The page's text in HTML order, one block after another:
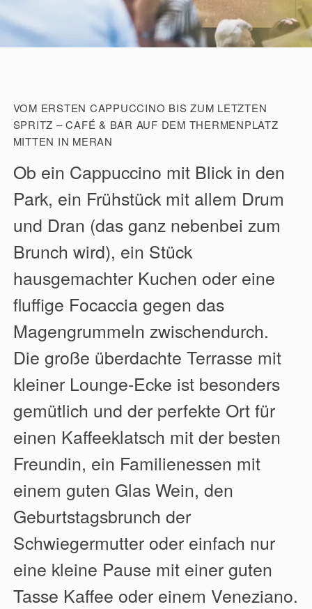
VOM ERSTEN CAPPUCCINO BIS ZUM LETZTEN
SPRITZ – CAFÉ & BAR AUF DEM THERMENPLATZ
MITTEN IN MERAN
Ob ein Cappuccino mit Blick in den
Park, ein Frühstück mit allem Drum
und Dran (das ganz nebenbei zum
Brunch wird), ein Stück
hausgemachter Kuchen oder eine
fluffige Focaccia gegen das
Magengrummeln zwischendurch.
Die große überdachte Terrasse mit
kleiner Lounge-Ecke ist besonders
gemütlich und der perfekte Ort für
einen Kaffeeklatsch mit der besten
Freundin, ein Familienessen mit
einem guten Glas Wein, den
Geburtstagsbrunch der
Schwiegermutter oder einfach nur
eine kleine Pause mit einer guten
Tasse Kaffee oder einem Veneziano.